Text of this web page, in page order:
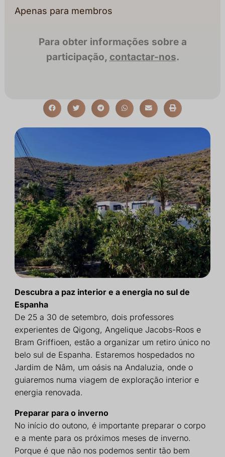
Descubra a paz interior e a energia no sul de
Espanha
De 25 a 30 de setembro, dois professores
experientes de Qigong, Angelique Jacobs-Roos e
Bram Griffioen, estão a organizar um retiro único no
belo sul de Espanha. Estaremos hospedados no
Jardim de Nâm, um oásis na Andaluzia, onde o
guiaremos numa viagem de exploração interior e
energia renovada.
Preparar para o inverno
No início do outono, é importante preparar o corpo
e a mente para os próximos meses de inverno.
Porque é que não nos podemos sentir tão bem
Apenas para membros
Para obter informações sobre a
participação, contactar-nos.